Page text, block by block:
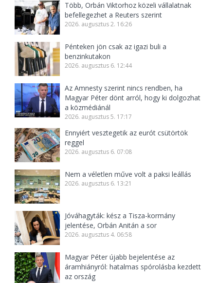
Több, Orbán Viktorhoz közeli vállalatnak
befellegezhet a Reuters szerint
2026. augusztus 2. 16:26
Pénteken jön csak az igazi buli a
benzinkutakon
2026. augusztus 6. 12:44
Az Amnesty szerint nincs rendben, ha
Magyar Péter dönt arról, hogy ki dolgozhat
a közmédiánál
2026. augusztus 5. 17:17
Ennyiért vesztegetik az eurót csütörtök
reggel
2026. augusztus 6. 07:08
Nem a véletlen műve volt a paksi leállás
2026. augusztus 6. 13:21
Jóváhagyták: kész a Tisza-kormány
jelentése, Orbán Anitán a sor
2026. augusztus 4. 06:58
Magyar Péter újabb bejelentése az
áramhiányról: hatalmas spórolásba kezdett
az ország